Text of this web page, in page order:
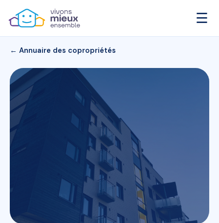
☰
← Annuaire des copropriétés